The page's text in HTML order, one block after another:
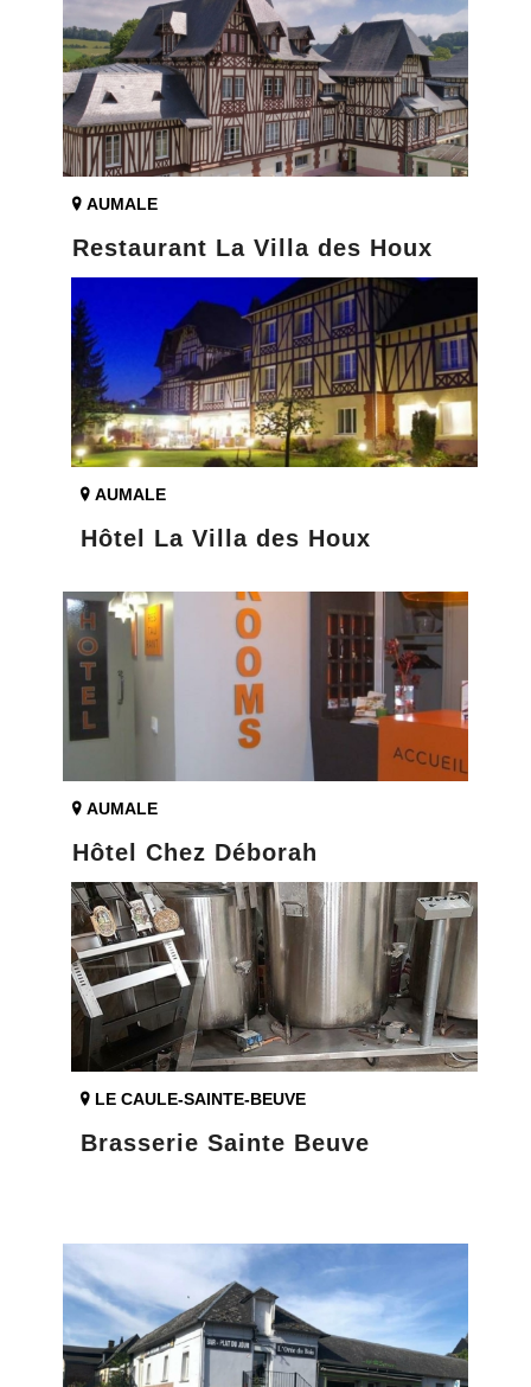
AUMALE
Restaurant La Villa des Houx
AUMALE
Hôtel La Villa des Houx
AUMALE
Hôtel Chez Déborah
LE CAULE-SAINTE-BEUVE
Brasserie Sainte Beuve